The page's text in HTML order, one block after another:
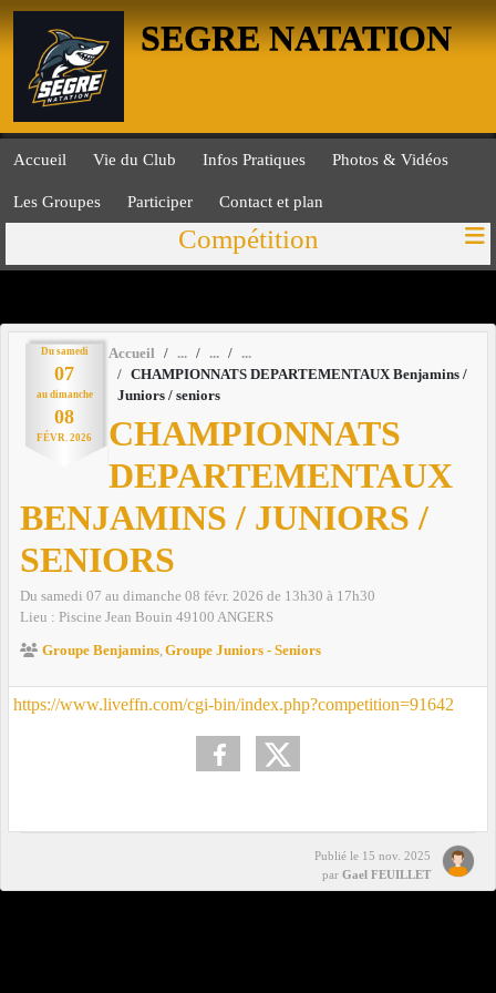
SEGRE NATATION
Accueil Vie du Club Infos Pratiques Photos & Vidéos
Les Groupes Participer Contact et plan
Compétition
Du samedi
07
au dimanche
08
FÉVR. 2026
Accueil
CHAMPIONNATS DEPARTEMENTAUX Benjamins /
Juniors / seniors
CHAMPIONNATS
DEPARTEMENTAUX
BENJAMINS / JUNIORS /
SENIORS
Du samedi 07 au dimanche 08 févr. 2026 de 13h30 à 17h30
Lieu : Piscine Jean Bouin 49100 ANGERS
Groupe Benjamins Groupe Juniors - Seniors
https://www.liveffn.com/cgi-bin/index.php?competition=91642
Publié le 15 nov. 2025
par Gael FEUILLET
Panneau de gestion des cookies